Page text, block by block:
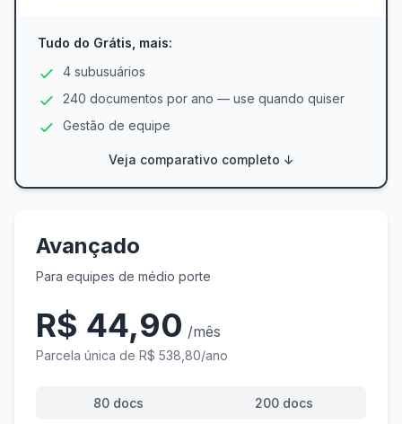
Tudo do Grátis, mais:
4 subusuários
240 documentos por ano — use quando quiser
Gestão de equipe
Veja comparativo completo ↓
Avançado
Para equipes de médio porte
R$ 44,90 /mês
Parcela única de R$ 538,80/ano
80 docs 200 docs